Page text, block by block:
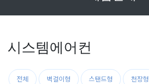
시스템에어컨
제품안내 카테고리
전체 벽걸이형 스탠드형 천장형